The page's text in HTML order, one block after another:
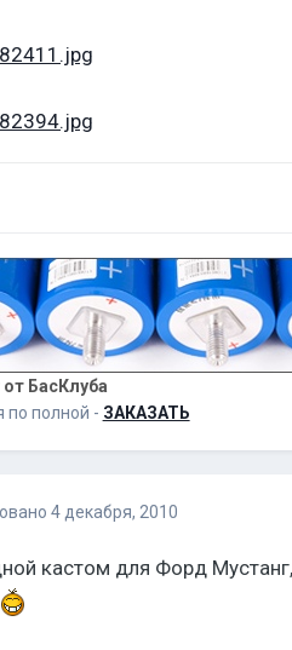
от БасКлуба
по полной - ЗАКАЗАТЬ
4 декабря, 2010
кастом для Форд